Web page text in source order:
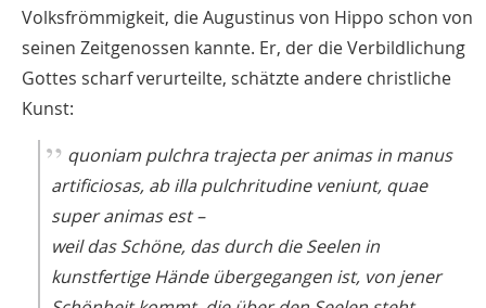
Volksfrömmigkeit, die Augustinus von Hippo schon von
seinen Zeitgenossen kannte. Er, der die Verbildlichung
Gottes scharf verurteilte, schätzte andere christliche
Kunst:
quoniam pulchra trajecta per animas in manus
artificiosas, ab illa pulchritudine veniunt, quae
super animas est –
weil das Schöne, das durch die Seelen in
kunstfertige Hände übergegangen ist, von jener